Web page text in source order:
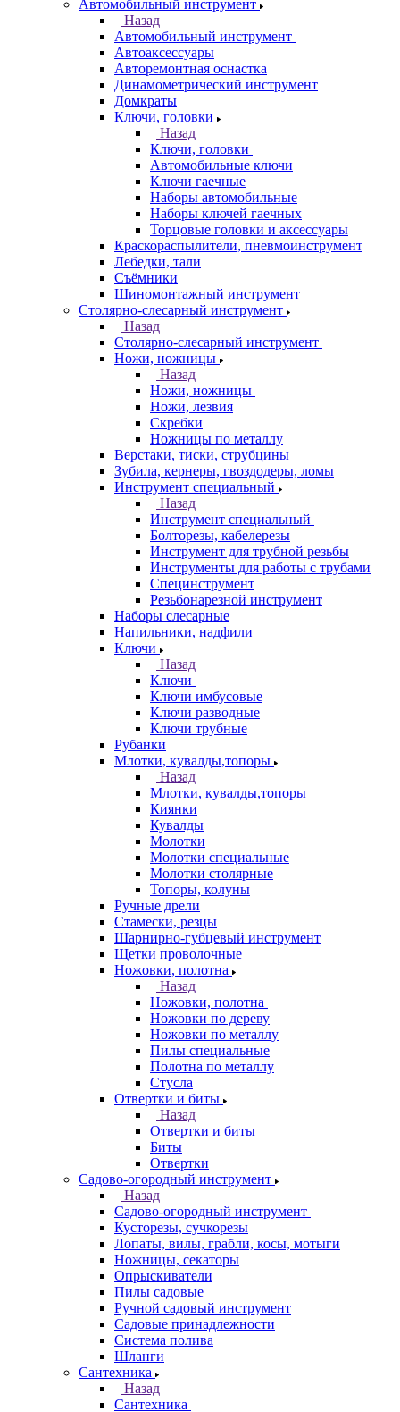
Автомобильный инструмент
Назад
Автомобильный инструмент
Автоаксессуары
Авторемонтная оснастка
Динамометрический инструмент
Домкраты
Ключи, головки
Назад
Ключи, головки
Автомобильные ключи
Ключи гаечные
Наборы автомобильные
Наборы ключей гаечных
Торцовые головки и аксессуары
Краскораспылители, пневмоинструмент
Лебедки, тали
Съёмники
Шиномонтажный инструмент
Столярно-слесарный инструмент
Назад
Столярно-слесарный инструмент
Ножи, ножницы
Назад
Ножи, ножницы
Ножи, лезвия
Скребки
Ножницы по металлу
Верстаки, тиски, струбцины
Зубила, кернеры, гвоздодеры, ломы
Инструмент специальный
Назад
Инструмент специальный
Болторезы, кабелерезы
Инструмент для трубной резьбы
Инструменты для работы с трубами
Специнструмент
Резьбонарезной инструмент
Наборы слесарные
Напильники, надфили
Ключи
Назад
Ключи
Ключи имбусовые
Ключи разводные
Ключи трубные
Рубанки
Млотки, кувалды,топоры
Назад
Млотки, кувалды,топоры
Киянки
Кувалды
Молотки
Молотки специальные
Молотки столярные
Топоры, колуны
Ручные дрели
Стамески, резцы
Шарнирно-губцевый инструмент
Щетки проволочные
Ножовки, полотна
Назад
Ножовки, полотна
Ножовки по дереву
Ножовки по металлу
Пилы специальные
Полотна по металлу
Стусла
Отвертки и биты
Назад
Отвертки и биты
Биты
Отвертки
Садово-огородный инструмент
Назад
Садово-огородный инструмент
Кусторезы, сучкорезы
Лопаты, вилы, грабли, косы, мотыги
Ножницы, секаторы
Опрыскиватели
Пилы садовые
Ручной садовый инструмент
Садовые принадлежности
Система полива
Шланги
Сантехника
Назад
Сантехника